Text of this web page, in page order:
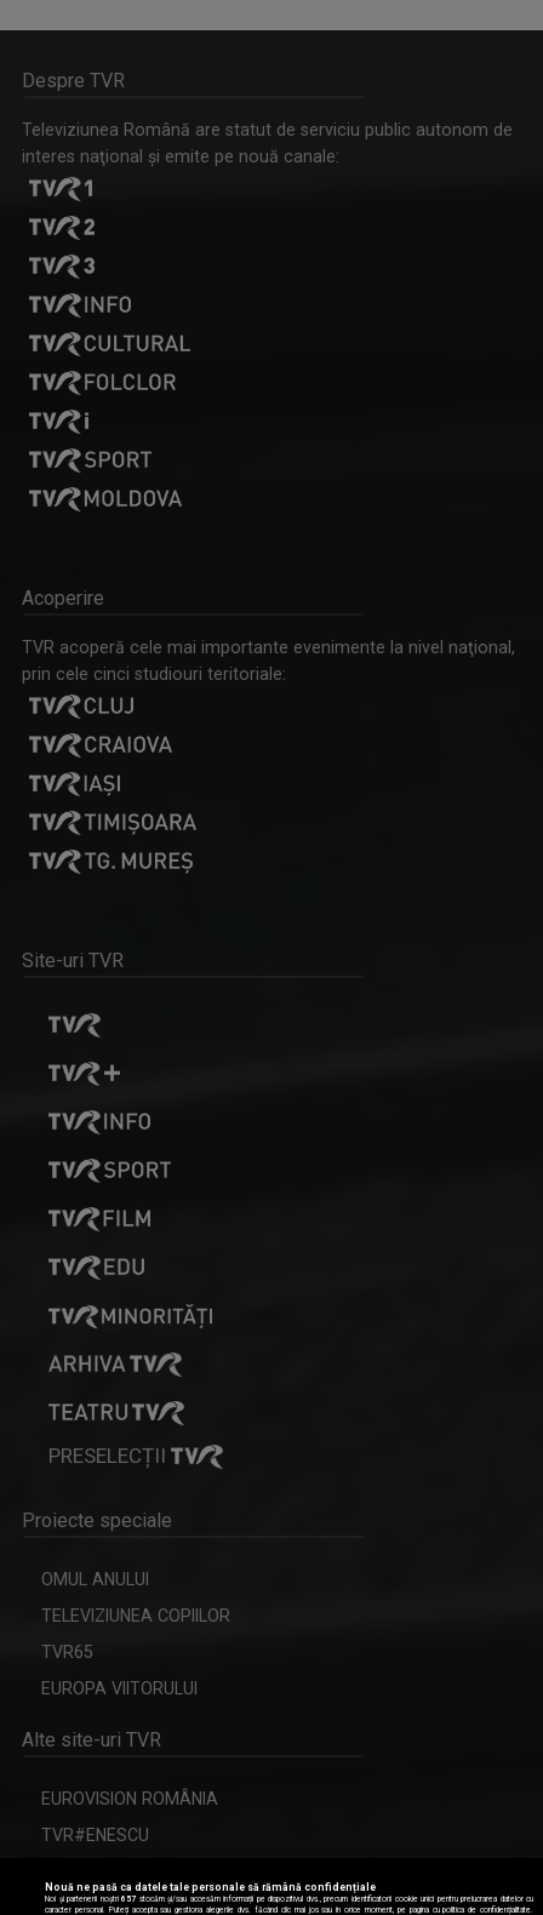
ETNIKULT
În fiecare marți și vineri, de la ora 14:30, ...
De 25 de ani, „Remix” propune tururi ghidate ...
JURNAL CULTURAL
Sub sloganul „Să știm. Să fim”, „Jurnalul ...
Despre TVR
Televiziunea Română are statut de serviciu public autonom de
interes naţional şi emite pe nouă canale:
Acoperire
TVR acoperă cele mai importante evenimente la nivel naţional,
prin cele cinci studiouri teritoriale:
Site-uri TVR
PRESELECȚII
Proiecte speciale
OMUL ANULUI
TELEVIZIUNEA COPIILOR
TVR65
EUROPA VIITORULUI
Alte site-uri TVR
EUROVISION ROMÂNIA
TVR#ENESCU
Nouă ne pasă ca datele tale personale să rămână confidențiale
Noi și partenerii noștri657 stocăm și/sau accesăm informații pe dispozitivul dvs., precum identificatorii cookie unici pentru prelucrarea datelor cu
caracter personal. Puteți accepta sau gestiona alegerile dvs. făcând clic mai jos sau în orice moment, pe pagina cu politica de confidențialitate.